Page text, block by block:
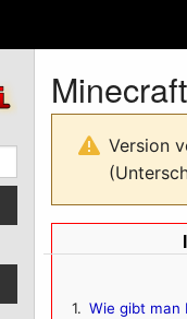
Version
1
Wie gibt man